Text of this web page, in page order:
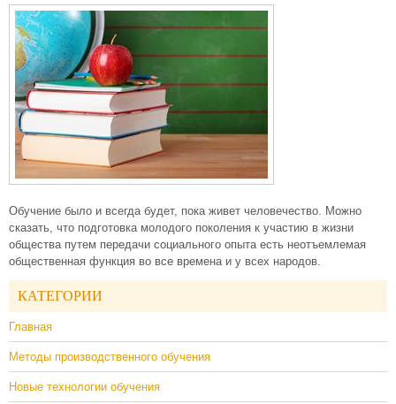
Обучение было и всегда будет, пока живет человечество. Можно
сказать, что подготовка молодого поколения к участию в жизни
общества путем передачи социального опыта есть неотъемлемая
общественная функция во все времена и у всех народов.
КАТЕГОРИИ
Главная
Методы производственного обучения
Новые технологии обучения